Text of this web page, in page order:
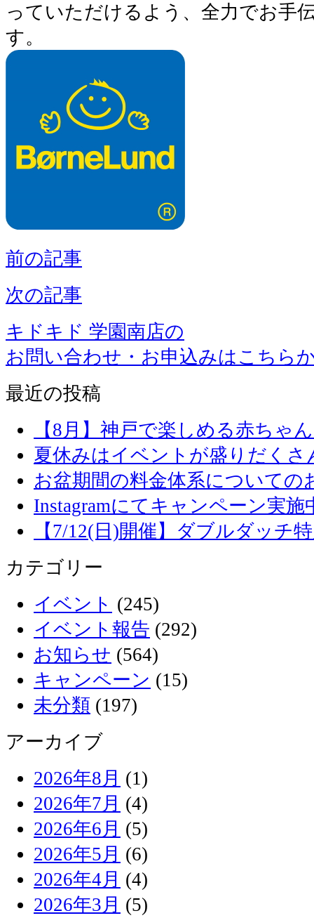
っていただけるよう、全力でお手
す。
前の記事
次の記事
キドキド 学園南店の
お問い合わせ・お申込みはこちら
最近の投稿
【8月】神戸で楽しめる赤ちゃ
夏休みはイベントが盛りだくさ
お盆期間の料金体系についての
Instagramにてキャンペーン実施
【7/12(日)開催】ダブルダッチ
カテゴリー
イベント (245)
イベント報告 (292)
お知らせ (564)
キャンペーン (15)
未分類 (197)
アーカイブ
2026年8月 (1)
2026年7月 (4)
2026年6月 (5)
2026年5月 (6)
2026年4月 (4)
2026年3月 (5)